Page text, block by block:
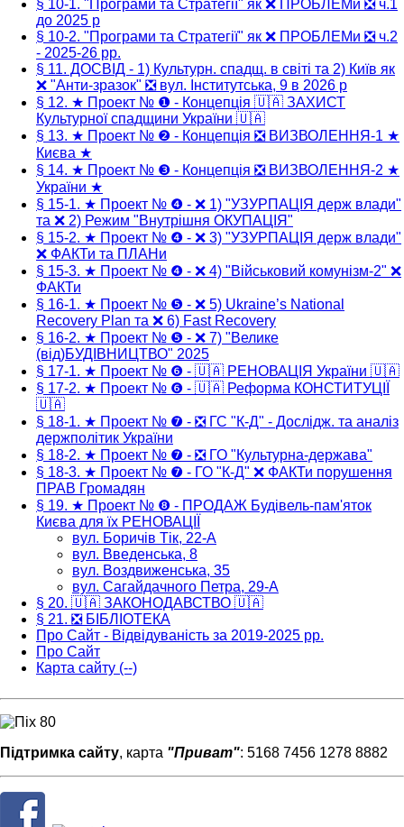
§ 10-1. "Програми та Стратегії" як ❌ ПРОБЛЕМи ❎ ч.1
до 2025 р
§ 10-2. "Програми та Стратегії" як ❌ ПРОБЛЕМи ❎ ч.2
- 2025-26 рр.
§ 11. ДОСВІД - 1) Культурн. спадщ. в світі та 2) Київ як
❌ "Анти-зразок" ❎ вул. Інститутська, 9 в 2026 р
§ 12. ★ Проект № ❶ - Концепція 🇺🇦 ЗАХИСТ
Культурної спадщини України 🇺🇦
§ 13. ★ Проект № ❷ - Концепція ❎ ВИЗВОЛЕННЯ-1 ★
Києва ★
§ 14. ★ Проект № ❸ - Концепція ❎ ВИЗВОЛЕННЯ-2 ★
України ★
§ 15-1. ★ Проект № ❹ - ❌ 1) "УЗУРПАЦІЯ держ влади"
та ❌ 2) Режим "Внутрішня ОКУПАЦІЯ"
§ 15-2. ★ Проект № ❹ - ❌ 3) "УЗУРПАЦІЯ держ влади"
❌ ФАКТи та ПЛАНи
§ 15-3. ★ Проект № ❹ - ❌ 4) "Військовий комунізм-2" ❌
ФАКТи
§ 16-1. ★ Проект № ❺ - ❌ 5) Ukraine’s National
Recovery Plan та ❌ 6) Fast Recovery
§ 16-2. ★ Проект № ❺ - ❌ 7) "Велике
(від)БУДІВНИЦТВО" 2025
§ 17-1. ★ Проект № ❻ - 🇺🇦 РЕНОВАЦІЯ України 🇺🇦
§ 17-2. ★ Проект № ❻ - 🇺🇦 Реформа КОНСТИТУЦІЇ
🇺🇦
§ 18-1. ★ Проект № ❼ - ❎ ГС "К-Д" - Дослідж. та аналіз
держполітик України
§ 18-2. ★ Проект № ❼ - ❎ ГО "Культурна-держава"
§ 18-3. ★ Проект № ❼ - ГО "К-Д" ❌ ФАКТи порушення
ПРАВ Громадян
§ 19. ★ Проект № ❽ - ПРОДАЖ Будівель-пам'яток
Києва для їх РЕНОВАЦІЇ
вул. Боричів Тік, 22-А
вул. Введенська, 8
вул. Воздвиженська, 35
вул. Сагайдачного Петра, 29-А
§ 20. 🇺🇦 ЗАКОНОДАВСТВО 🇺🇦
§ 21. ❎ БІБЛІОТЕКА
Про Сайт - Відвідуваність за 2019-2025 рр.
Про Сайт
Карта сайту (--)
Підтримка сайту, карта "Приват": 5168 7456 1278 8882